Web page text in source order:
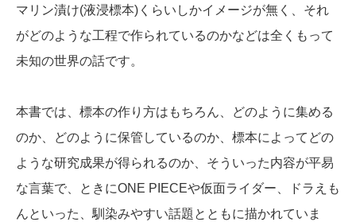
マリン漬け(液浸標本)くらいしかイメージが無く、それ
がどのような工程で作られているのかなどは全くもって
未知の世界の話です。
本書では、標本の作り方はもちろん、どのように集める
のか、どのように保管しているのか、標本によってどの
ような研究成果が得られるのか、そういった内容が平易
な言葉で、ときにONE PIECEや仮面ライダー、ドラえも
んといった、馴染みやすい話題とともに描かれていま